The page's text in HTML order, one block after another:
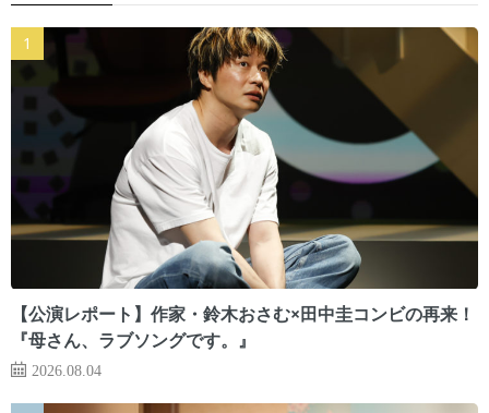
【公演レポート】作家・鈴木おさむ×田中圭コンビの再来！
『母さん、ラブソングです。』
2026.08.04